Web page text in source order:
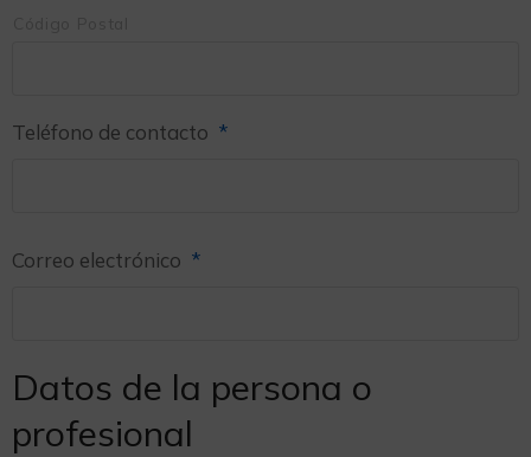
Teléfono de contacto *
Correo electrónico *
Datos de la persona o
profesional